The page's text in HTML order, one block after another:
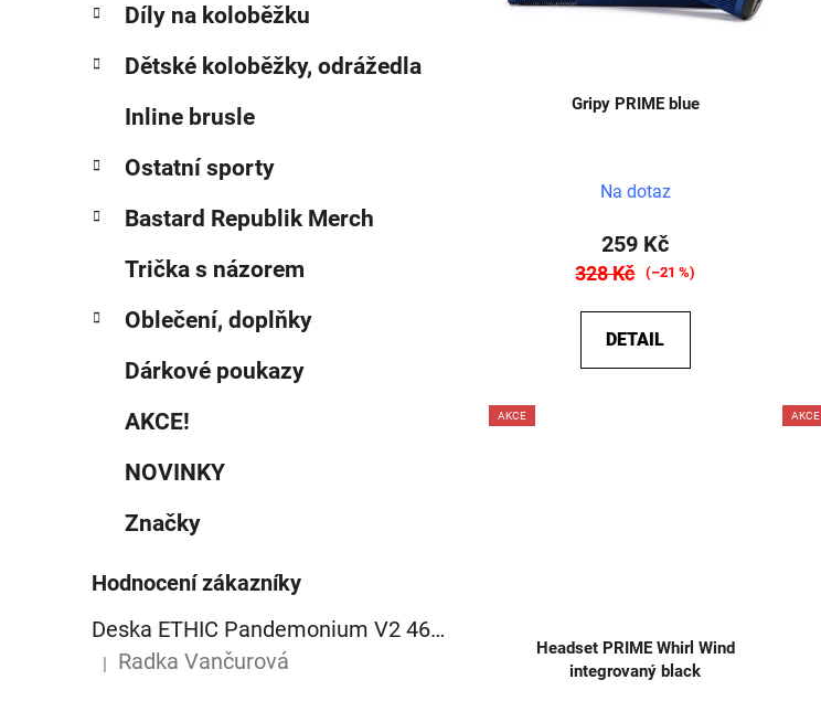
e
o
Díly na koloběžku
Dětské koloběžky, odrážedla
Inline brusle
Ostatní sporty
Bastard Republik Merch
Trička s názorem
Oblečení, doplňky
Dárkové poukazy
AKCE!
NOVINKY
Značky
Hodnocení zákazníky
Deska ETHIC Pandemonium V2 460mm raw
Hodnocení produktu je 5 z 5 hvězdiček.
| Radka Vančurová
Gripy PRIME blue
Na dotaz
259 Kč
328 Kč (–21 %)
DETAIL
AKCE
Headset PRIME Whirl Wind
integrovaný black
AKCE